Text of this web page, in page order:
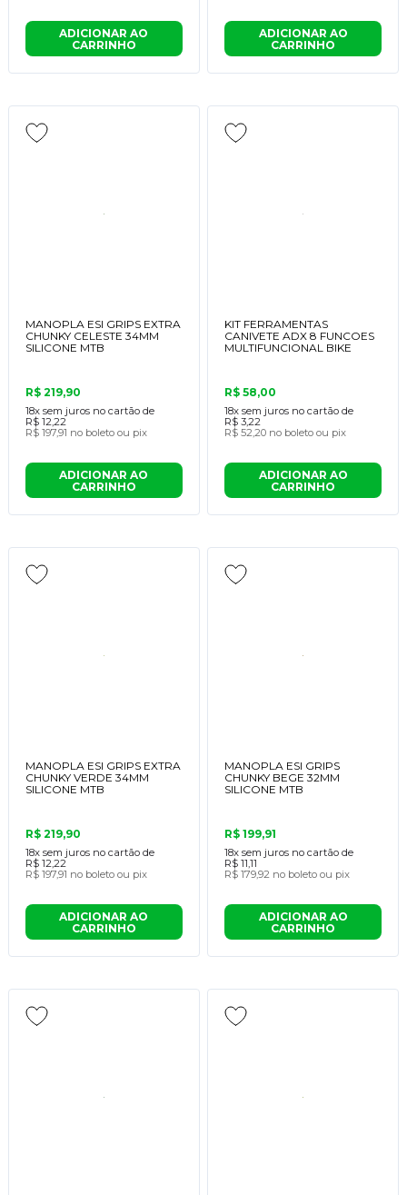
ADICIONAR AO
CARRINHO
ADICIONAR AO
CARRINHO
MANOPLA ESI GRIPS EXTRA
CHUNKY CELESTE 34MM
SILICONE MTB
R$ 219,90
18x sem juros no cartão de
R$ 12,22
R$ 197,91 no boleto ou pix
ADICIONAR AO
CARRINHO
KIT FERRAMENTAS
CANIVETE ADX 8 FUNCOES
MULTIFUNCIONAL BIKE
R$ 58,00
18x sem juros no cartão de
R$ 3,22
R$ 52,20 no boleto ou pix
ADICIONAR AO
CARRINHO
MANOPLA ESI GRIPS EXTRA
CHUNKY VERDE 34MM
SILICONE MTB
R$ 219,90
18x sem juros no cartão de
R$ 12,22
R$ 197,91 no boleto ou pix
ADICIONAR AO
CARRINHO
MANOPLA ESI GRIPS
CHUNKY BEGE 32MM
SILICONE MTB
R$ 199,91
18x sem juros no cartão de
R$ 11,11
R$ 179,92 no boleto ou pix
ADICIONAR AO
CARRINHO